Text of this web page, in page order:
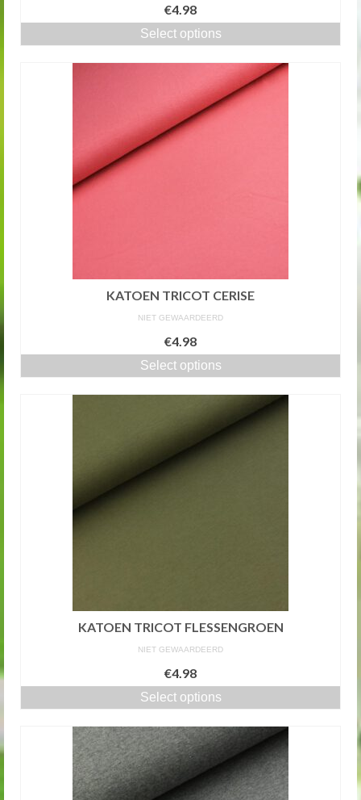
€4.98
Select options
KATOEN TRICOT CERISE
NIET GEWAARDEERD
€4.98
Select options
KATOEN TRICOT FLESSENGROEN
NIET GEWAARDEERD
€4.98
Select options